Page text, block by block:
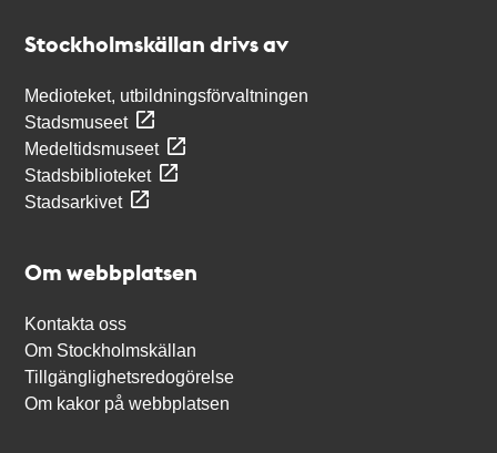
Stockholmskällan drivs av
Medioteket, utbildningsförvaltningen
Stadsmuseet
Medeltidsmuseet
Stadsbiblioteket
Stadsarkivet
Om webbplatsen
Kontakta oss
Om Stockholmskällan
Tillgänglighetsredogörelse
Om kakor på webbplatsen